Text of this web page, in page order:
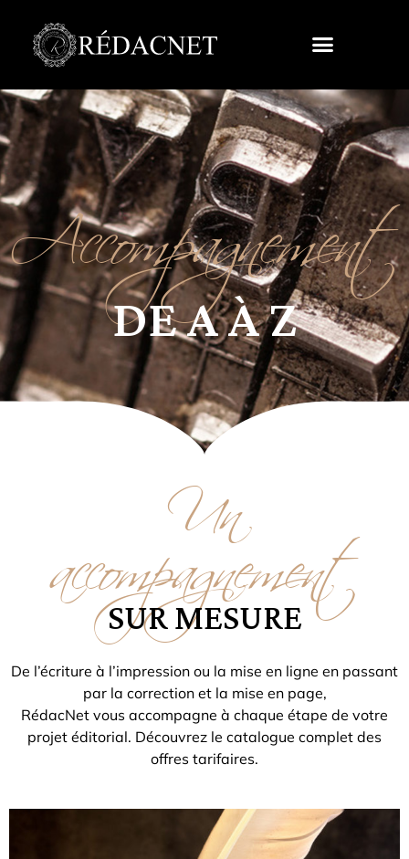
Accompagnement
DE A À Z
Un
accompagnement
SUR MESURE
De l’écriture à l’impression ou la mise en ligne en passant
par la correction et la mise en page,
RédacNet vous accompagne à chaque étape de votre
projet éditorial. Découvrez le catalogue complet des
offres tarifaires.